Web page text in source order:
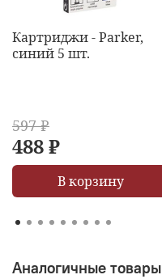
Картриджи - Parker,
синий 5 шт.
597 ₽
488 ₽
В корзину
Аналогичные товары